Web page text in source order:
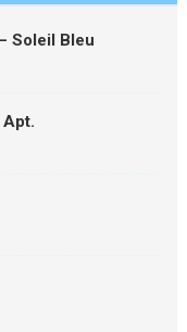
Soleil Bleu